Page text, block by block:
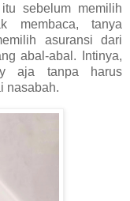
sebelum memilih
membaca, tanya
asuransi dari
abal-abal. Intinya,
aja tanpa harus
nasabah.